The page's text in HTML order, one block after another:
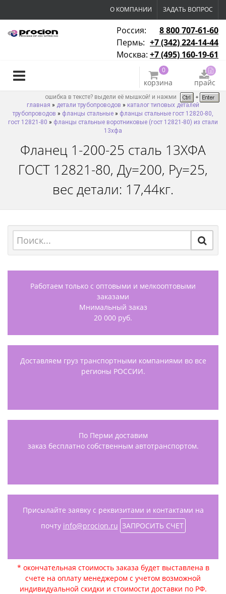
О КОМПАНИИ ЗАДАТЬ ВОПРОС
Россия:
8 800 707-61-60
Пермь: +7 (342) 224-14-44
Москва: +7 (495) 160-19-61
0
корзина прайс
ошибка в тексте? выдели её мышкой! и нажми
главная » детали трубопроводов » каталог типовых деталей
трубопроводов » фланцы стальные » фланцы стальные гост 12820-80,
гост 12821-80 » фланцы стальные воротниковые (гост 12821-80) из стали
13хфа
Фланец 1-200-25 сталь 13ХФА
ГОСТ 12821-80, Ду=200, Ру=25,
вес детали: 17,44кг.
Работаем только с оптовыми и мелкооптовыми
заказами
Мнимальный заказ
20 000 руб.
Доставляем груз транспортными компаниями во все
регионы РОССИИ.
По Перми доставим
заказ бесплатно собственным автотранспортом.
Присылайте заявку с реквизитами и контактами на
почту info@procion.ru ЗАПРОСИТЬ СЧЕТ
* окончательная стоимость заказа будет выставлена в
счете на оплату менеджером с учетом возможной
индивидуальной скидки и стоимости доставки по РФ.